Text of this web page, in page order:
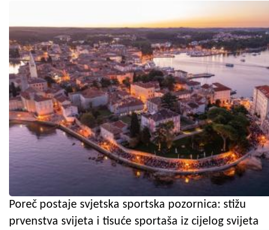
Poreč postaje svjetska sportska pozornica: stižu
prvenstva svijeta i tisuće sportaša iz cijelog svijeta